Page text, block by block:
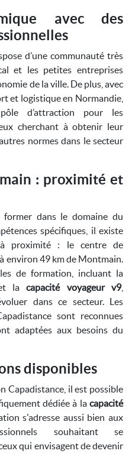
avec des
d’une communauté très
et les petites entreprises
de la ville. De plus, avec
et logistique en Normandie,
d’attraction pour les
cherchant à obtenir leur
normes dans le secteur
: proximité et
dans le domaine du
spécifiques, il existe
à proximité : le centre de
environ 49 km de Montmain.
de formation, incluant la
lacapacité voyageur v9,
dans ce secteur. Les
sont reconnues
adaptées aux besoins du
disponibles
Capadistance, il est possible
dédiée à la capacité
s'adresse aussi bien aux
souhaitant se
qui envisagent de devenir